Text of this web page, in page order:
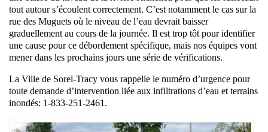
tout autour s’écoulent correctement. C’est notamment le cas sur la
rue des Muguets où le niveau de l’eau devrait baisser
graduellement au cours de la journée. Il est trop tôt pour identifier
une cause pour ce débordement spécifique, mais nos équipes vont
mener dans les prochains jours une série de vérifications.
La Ville de Sorel-Tracy vous rappelle le numéro d’urgence pour
toute demande d’intervention liée aux infiltrations d’eau et terrains
inondés: 1-833-251-2461.